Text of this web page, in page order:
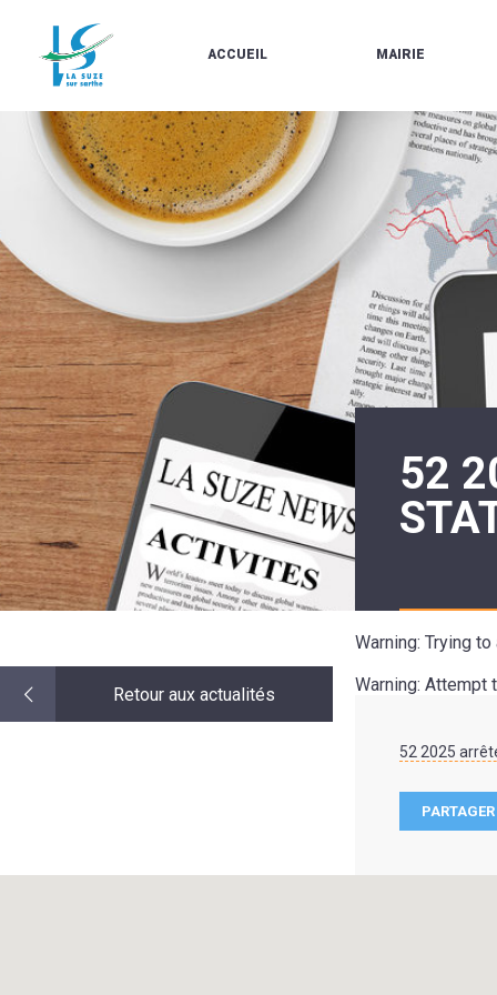
ACCUEIL
LE
MARCHÉ
À
PROPOS
DE
LA
SUZE
BULLETINS
LA
SUZE
AU
DÉBUT
SIÈCLE
MAIRIE
LES
ÉLUS
HORAIRES
URBANISME/PLU
LIGNE
CARTES
D'IDENTITÉ-
PASSEPORTS
RÉUNIONS
CONSEIL
MUNICIPAL
DÉCISIONS
MAIRE
LE
MOT
LA
/
Retour aux actualités
Warning: Trying
Warning: Attempt
52
52 2025